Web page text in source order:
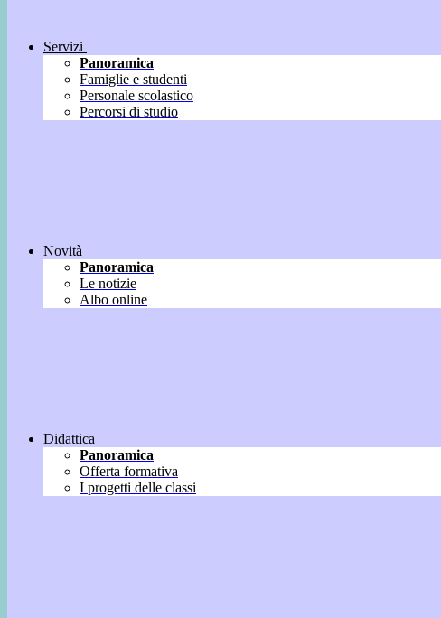
Servizi
Panoramica
Famiglie e studenti
Personale scolastico
Percorsi di studio
Novità
Panoramica
Le notizie
Albo online
Didattica
Panoramica
Offerta formativa
I progetti delle classi